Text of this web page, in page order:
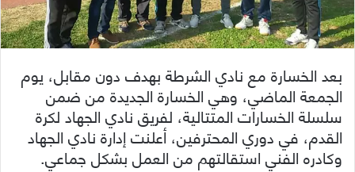
بعد الخسارة مع نادي الشرطة بهدف دون مقابل، يوم
الجمعة الماضي، وهي الخسارة الجديدة من ضمن
سلسلة الخسارات المتتالية، لفريق نادي الجهاد لكرة
القدم، في دوري المحترفين، أعلنت إدارة نادي الجهاد
وكادره الفني استقالتهم من العمل بشكل جماعي.